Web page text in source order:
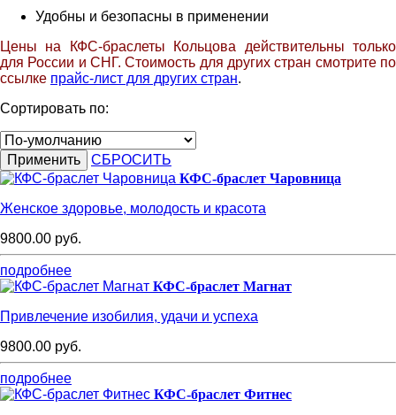
Удобны и безопасны в применении
Цены на КФС-браслеты Кольцова действительны только
для России и СНГ. Стоимость для других стран смотрите по
ссылке прайс-лист для других стран.
Сортировать по:
СБРОСИТЬ
КФС-браслет Чаровница
Женское здоровье, молодость и красота
9800.00 руб.
подробнее
КФС-браслет Магнат
Привлечение изобилия, удачи и успеха
9800.00 руб.
подробнее
КФС-браслет Фитнес